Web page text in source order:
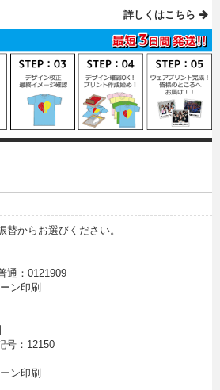
詳しくはこちら
からお選びください。
：0121909
ン印刷
号：12150
ン印刷